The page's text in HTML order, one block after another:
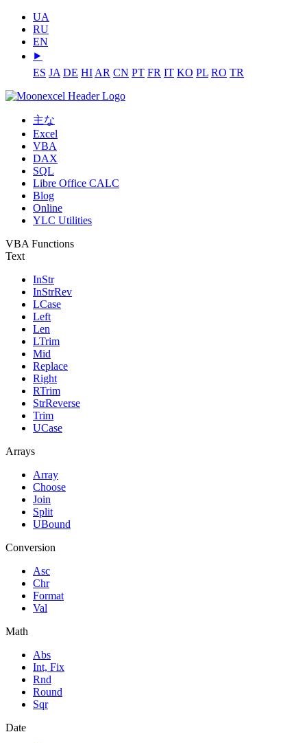
UA
RU
EN
⯈
ES JA DE HI AR CN PT FR IT KO PL RO TR
主な
Excel
VBA
DAX
SQL
Libre Office CALC
Blog
Online
YLC Utilities
VBA Functions
Text
InStr
InStrRev
LCase
Left
Len
LTrim
Mid
Replace
Right
RTrim
StrReverse
Trim
UCase
Arrays
Array
Choose
Join
Split
UBound
Conversion
Asc
Chr
Format
Val
Math
Abs
Int, Fix
Rnd
Round
Sqr
Date